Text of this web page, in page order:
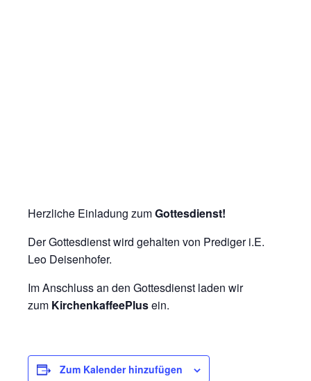
Herzliche Einladung zumGottesdienst!
Der Gottesdienst wird gehalten von Prediger i.E.
Leo Deisenhofer.
Im Anschluss an den Gottesdienst laden wir
zum KirchenkaffeePlusein.
Zum Kalender hinzufügen